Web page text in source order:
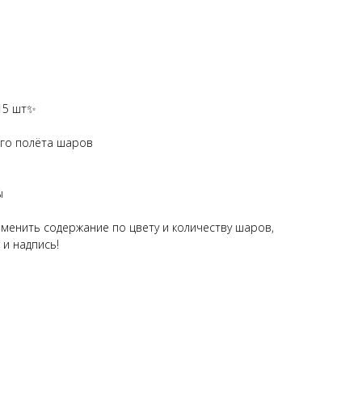
шт✨
полёта шаров
содержание по цвету и количеству шаров,
надпись!